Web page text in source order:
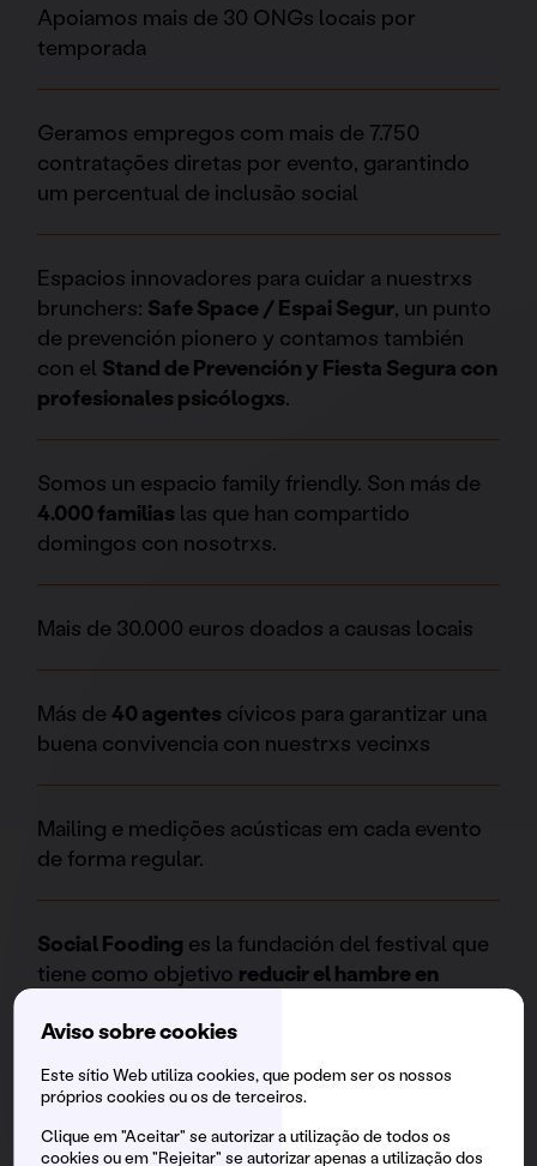
Apoiamos mais de 30 ONGs locais por
temporada
Geramos empregos com mais de 7.750
contratações diretas por evento, garantindo
um percentual de inclusão social
Espacios innovadores para cuidar a nuestrxs
brunchers: Safe Space / Espai Segur, un punto
de prevención pionero y contamos también
con el Stand de Prevención y Fiesta Segura con
profesionales psicólogxs.
Somos un espacio family friendly. Son más de
4.000 familias las que han compartido
domingos con nosotrxs.
Mais de 30.000 euros doados a causas locais
Más de 40 agentes cívicos para garantizar una
buena convivencia con nuestrxs vecinxs
Mailing e medições acústicas em cada evento
de forma regular.
Social Fooding es la fundación del festival que
tiene como objetivo reducir el hambre en
alimentarios de los restaurantes
colaboradores para repartirlos, a través de
voluntariado, a diversas asociaciones y ONGs
alimentos recuperados.
Aviso sobre cookies
Este sítio Web utiliza cookies, que podem ser os nossos
próprios cookies ou os de terceiros.
Clique em "Aceitar" se autorizar a utilização de todos os
cookies ou em "Rejeitar" se autorizar apenas a utilização dos